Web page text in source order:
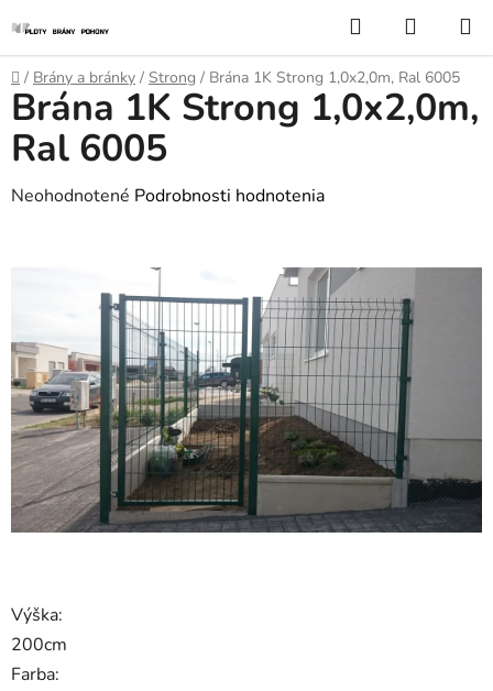
na
obsah
Hľadať
KOŠÍK
Domov
/ Brány a bránky / Strong / Brána 1K Strong 1,0x2,0m, Ral 6005
Výška:
200cm
Farba:
Brána 1K Strong 1,0x2,0m,
Ral 6005
Priemerné
z
5
hviezdičiek.
Neohodnotené Podrobnosti hodnotenia